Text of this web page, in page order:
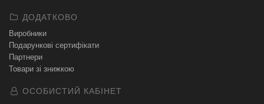
ДОДАТКОВО
Виробники
Подарункові сертифікати
Партнери
Товари зі знижкою
ОСОБИСТИЙ КАБІНЕТ